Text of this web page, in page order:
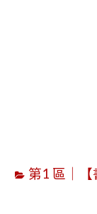
第1 區｜【